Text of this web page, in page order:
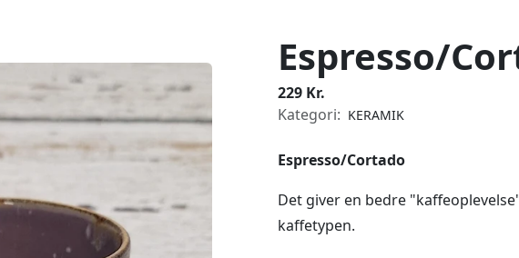
Espresso/
229 Kr.
Kategori: KERAMIK
Espresso/Cortado
Det giver en bedre
kaffetypen.